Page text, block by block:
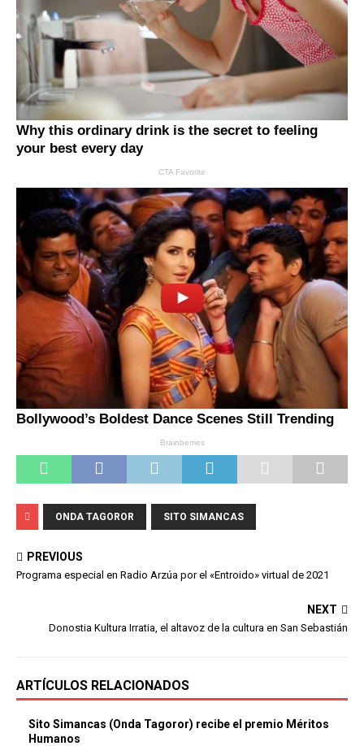
ONDA TAGOROR SITO SIMANCAS
PREVIOUS
Programa especial en Radio Arzúa por el «Entroido» virtual de 2021
NEXT
Donostia Kultura Irratia, el altavoz de la cultura en San Sebastián
ARTÍCULOS RELACIONADOS
Sito Simancas (Onda Tagoror) recibe el premio Méritos
Humanos